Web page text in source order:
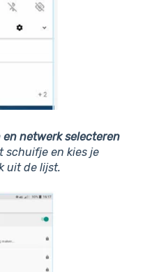
en netwerk selecteren
schuifje en kies je
uit de lijst.